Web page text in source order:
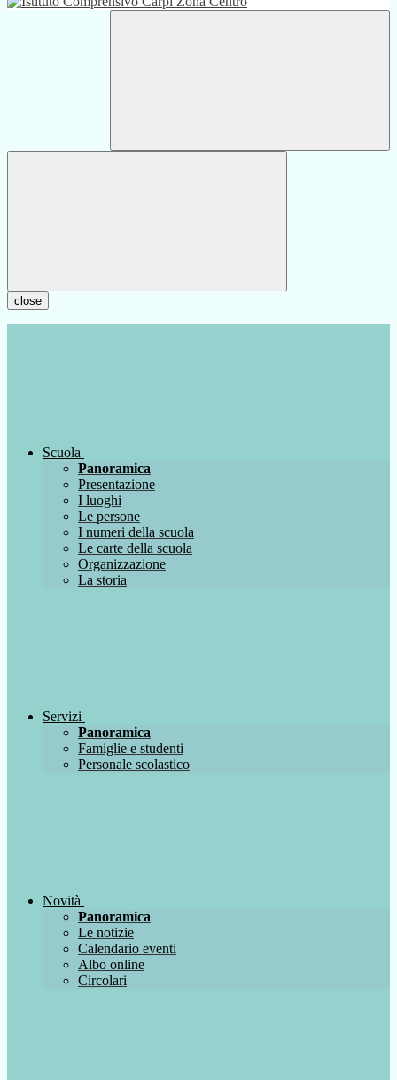
close
Scuola
Panoramica
Presentazione
I luoghi
Le persone
I numeri della scuola
Le carte della scuola
Organizzazione
La storia
Servizi
Panoramica
Famiglie e studenti
Personale scolastico
Novità
Panoramica
Le notizie
Calendario eventi
Albo online
Circolari